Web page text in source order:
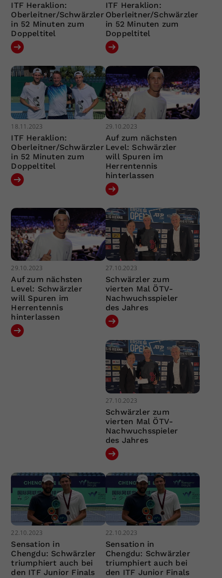
ITF Heraklion:
Oberleitner/Schwärzler
in 52 Minuten zum
Doppeltitel
ITF Heraklion:
Oberleitner/Schwärzler
in 52 Minuten zum
Doppeltitel
18.11.2023
ITF Heraklion:
Oberleitner/Schwärzler
in 52 Minuten zum
Doppeltitel
29.10.2023
Auf zum nächsten
Level: Schwärzler
will Spuren im
Herrentennis
hinterlassen
29.10.2023
Auf zum nächsten
Level: Schwärzler
will Spuren im
Herrentennis
hinterlassen
27.10.2023
Schwärzler zum
vierten Mal ÖTV-
Nachwuchsspieler
des Jahres
27.10.2023
Schwärzler zum
vierten Mal ÖTV-
Nachwuchsspieler
des Jahres
22.10.2023
Sensation in
Chengdu: Schwärzler
triumphiert auch bei
den ITF Junior Finals
22.10.2023
Sensation in
Chengdu: Schwärzler
triumphiert auch bei
den ITF Junior Finals